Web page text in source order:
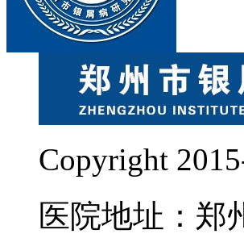
Copyright
医院地址：郑